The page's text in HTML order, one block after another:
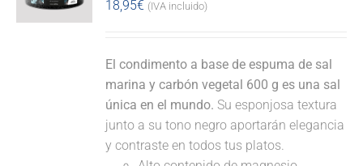
18,95€ (IVA incluido)
El condimento a base de espuma de sal
marina y carbón vegetal 600 g es una sal
única en el mundo. Su esponjosa textura
junto a su tono negro aportarán elegancia
y contraste en todos tus platos.